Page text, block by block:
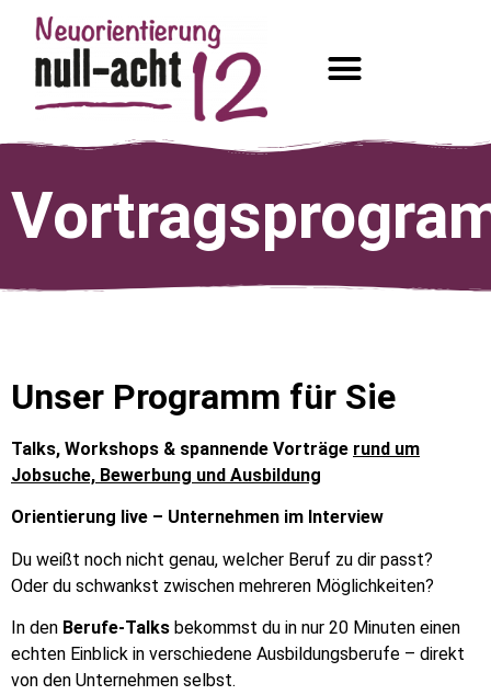
Unser Programm für Sie
Talks, Workshops & spannende Vorträge rund um
Jobsuche, Bewerbung und Ausbildung
Orientierung live – Unternehmen im Interview
Du weißt noch nicht genau, welcher Beruf zu dir passt?
Oder du schwankst zwischen mehreren Möglichkeiten?
In den Berufe-Talks bekommst du in nur 20 Minuten einen
echten Einblick in verschiedene Ausbildungsberufe – direkt
von den Unternehmen selbst.